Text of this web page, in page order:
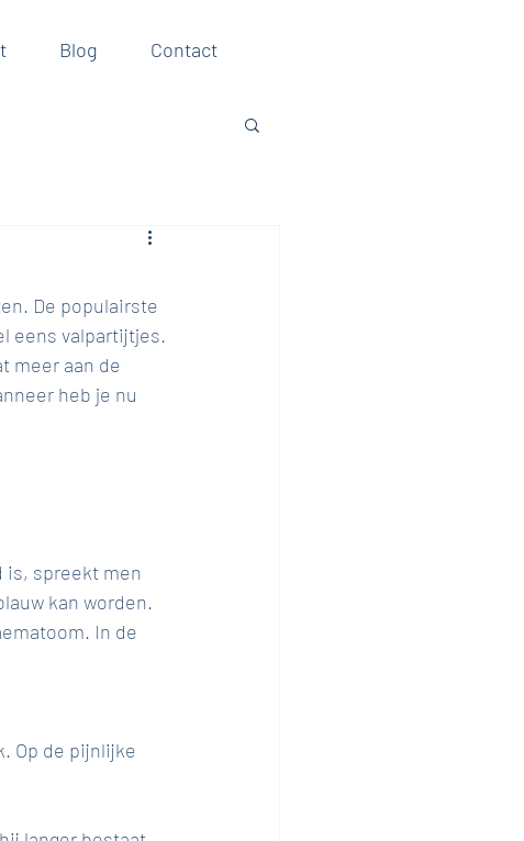
Blog Contact
De populairste
eens valpartijtjes.
meer aan de
heb je nu
is, spreekt men
kan worden.
In de
Op de pijnlijke